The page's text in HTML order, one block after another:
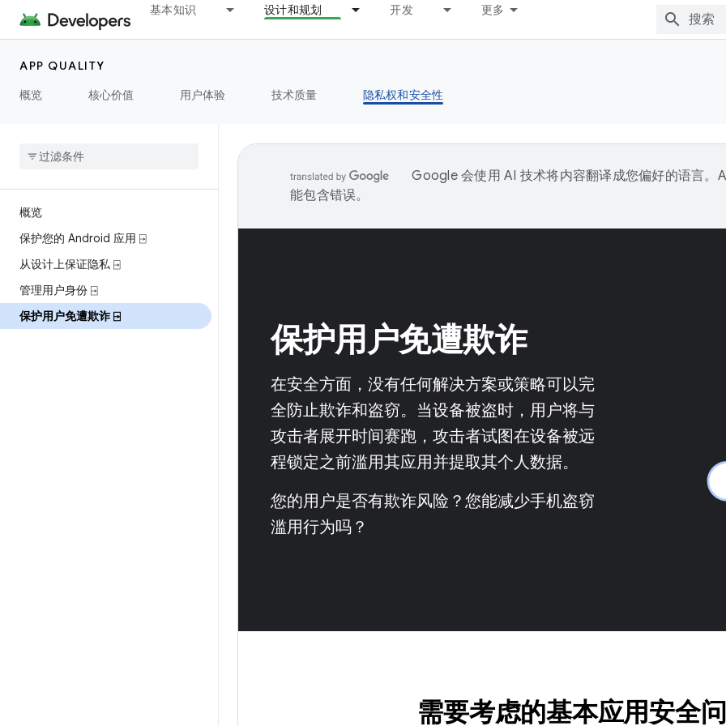
基本知识 设计和规划 开发 更多
APP QUALITY
概览
核心价值 用户体验 技术质量 隐私权和安全性
概览
保护您的 Android 应用 ⍈
从设计上保证隐私 ⍈
管理用户身份 ⍈
保护用户免遭欺诈 ⍈
Google 会使用 AI 技术将内容翻译成您偏好的语言。
能包含错误。
保护用户免遭欺诈
在安全方面，没有任何解决方案或策略可以完
全防止欺诈和盗窃。当设备被盗时，用户将与
攻击者展开时间赛跑，攻击者试图在设备被远
程锁定之前滥用其应用并提取其个人数据。
您的用户是否有欺诈风险？您能减少手机盗窃
滥用行为吗？
需要考虑的基本应用安全